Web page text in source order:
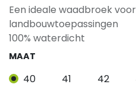
Een ideale waadbroek
landbouwtoepassingen
100% waterdicht
MAAT
40 41 42